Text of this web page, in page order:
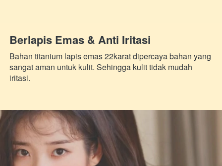
Berlapis Emas & Anti Iritasi
Bahan titanium lapis emas 22karat dipercaya bahan yang
sangat aman untuk kulit. Sehingga kulit tidak mudah
iritasi.